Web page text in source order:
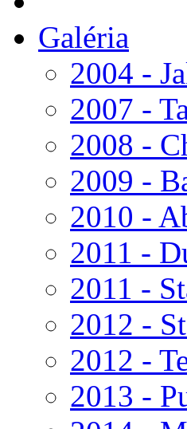
Galéria
2004 -
2007 -
2008 -
2009 -
2010 -
2011 -
2011 -
2012 -
2012 -
2013 -